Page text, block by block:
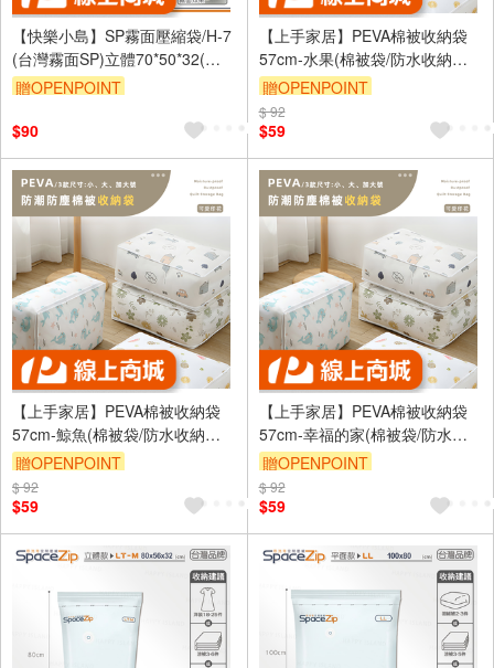
【快樂小島】SP霧面壓縮袋/H-7
(台灣霧面SP)立體70*50*32(贈
藍墊)
贈OPENPOINT
$90
【上手家居】PEVA棉被收納袋
57cm-水果(棉被袋/防水收納袋/
透明收納袋/衣物收納袋/被子收
納袋)
贈OPENPOINT
訂單滿999享9折
$ 92
$59
【上手家居】PEVA棉被收納袋
57cm-鯨魚(棉被袋/防水收納袋/
透明收納袋/衣物收納袋/被子收
納袋)
贈OPENPOINT
訂單滿999享9折
$ 92
$59
【上手家居】PEVA棉被收納袋
57cm-幸福的家(棉被袋/防水收
納袋/透明收納袋/衣物收納袋/被
子收納袋)
贈OPENPOINT
訂單滿999享9折
$ 92
$59